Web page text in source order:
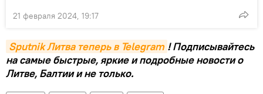
21 февраля 2024, 19:17
Sputnik Литва теперь в Telegram ! Подписывайтесь
на самые быстрые, яркие и подробные новости о
Литве, Балтии и не только.